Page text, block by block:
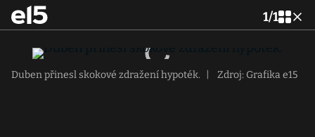
1/1
Duben přinesl skokové zdražení hypoték. Zdroj: Grafika e15